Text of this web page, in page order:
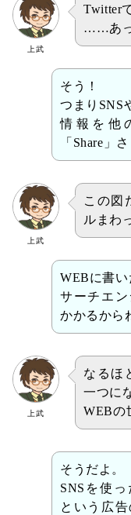
上武
Twitter
……あっ
そう！
つまりSNS
情報を他
「Share」さ
上武
この図
ルまわ
WEBに書い
サーチエ
かかるから
上武
なるほ
一つに
WEBの
そうだよ。
SNSを使
という広